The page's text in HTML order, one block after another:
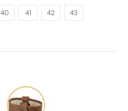
40 41 42
43